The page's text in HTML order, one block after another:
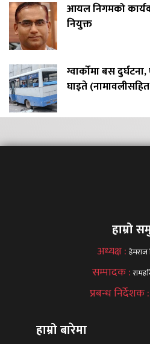
आयल निगमको
नियुक्त
ग्वार्कोमा बस
घाइते
हाम्रो
अध्यक्ष :
सम्पादक :
प्रबन्ध निर्देशक :
हाम्रो बारेमा